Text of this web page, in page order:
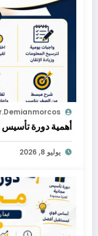
أهمية دورة تأسيس
يوليو 8, 2026